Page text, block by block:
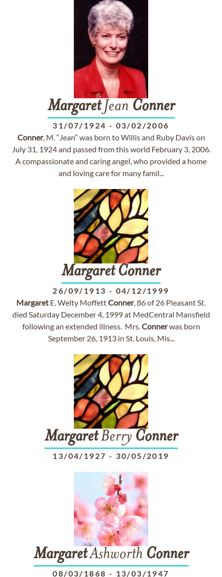
MargaretJean Conner
31/07/1924 - 03/02/2006
Conner, M. “Jean” was born to Willis and Ruby Davis on
July 31, 1924 and passed from this world February 3, 2006.
A compassionate and caring angel, who provided a home
and loving care for many famil...
Margaret Conner
26/09/1913 - 04/12/1999
Margaret E. Welty MoffettConner, 86 of 26 Pleasant St.
died Saturday December 4, 1999 at MedCentral Mansfield
following an extended illness. Mrs.Connerwas born
September 26, 1913 in St. Louis, Mis...
MargaretBerry Conner
13/04/1927 - 30/05/2019
MargaretAshworth Conner
08/03/1868 - 13/03/1947